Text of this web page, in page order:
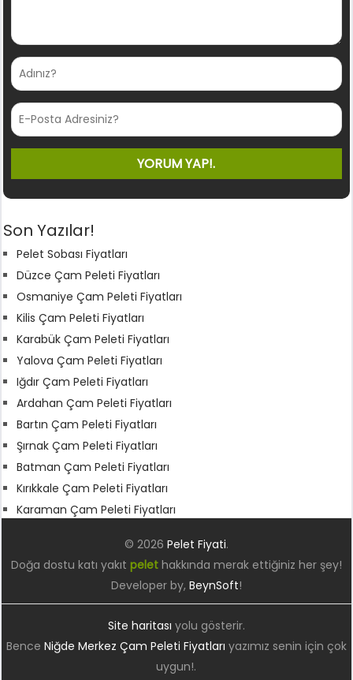
Son Yazılar!
Pelet Sobası Fiyatları
Düzce Çam Peleti Fiyatları
Osmaniye Çam Peleti Fiyatları
Kilis Çam Peleti Fiyatları
Karabük Çam Peleti Fiyatları
Yalova Çam Peleti Fiyatları
Iğdır Çam Peleti Fiyatları
Ardahan Çam Peleti Fiyatları
Bartın Çam Peleti Fiyatları
Şırnak Çam Peleti Fiyatları
Batman Çam Peleti Fiyatları
Kırıkkale Çam Peleti Fiyatları
Karaman Çam Peleti Fiyatları
© 2026 Pelet Fiyati.
Doğa dostu katı yakıt pelethakkında merak ettiğiniz her şey!
Developer by, BeynSoft!
Site haritası yolu gösterir.
Bence Niğde Merkez Çam Peleti Fiyatları yazımız senin için çok
uygun!.